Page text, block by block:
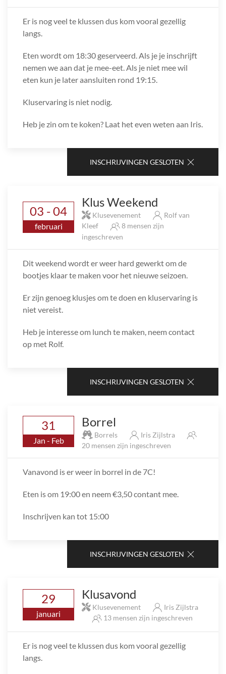
Er is nog veel te klussen dus kom vooral gezellig
langs.
Eten wordt om 18:30 geserveerd. Als je je inschrijft
nemen we aan dat je mee-eet. Als je niet mee wil
eten kun je later aansluiten rond 19:15.
Kluservaring is niet nodig.
Heb je zin om te koken? Laat het even weten aan Iris.
INSCHRIJVINGEN GESLOTEN
03 - 04
februari
Klus Weekend
Klusevenement
Rolf van
Kleef
8 mensen zijn
ingeschreven
Dit weekend wordt er weer hard gewerkt om de
bootjes klaar te maken voor het nieuwe seizoen.
Er zijn genoeg klusjes om te doen en kluservaring is
niet vereist.
Heb je interesse om lunch te maken, neem contact
op met Rolf.
INSCHRIJVINGEN GESLOTEN
31
Jan - Feb
Borrel
Borrels
Iris Zijlstra
20 mensen zijn ingeschreven
Vanavond is er weer in borrel in de 7C!
Eten is om 19:00 en neem €3,50 contant mee.
Inschrijven kan tot 15:00
INSCHRIJVINGEN GESLOTEN
29
januari
Klusavond
Klusevenement
Iris Zijlstra
13 mensen zijn ingeschreven
Er is nog veel te klussen dus kom vooral gezellig
langs.